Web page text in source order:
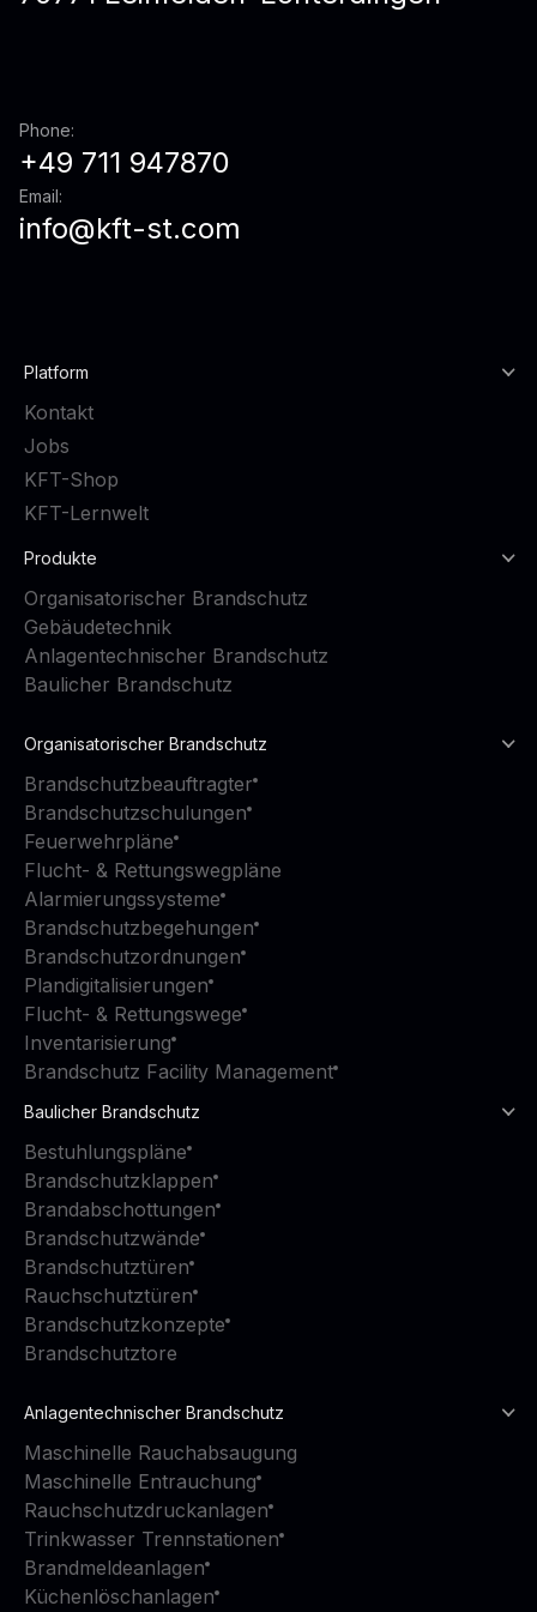
Phone:
+49 711 947870
Email:
info@kft-st.com
Platform
Kontakt
Jobs
KFT-Shop
KFT-Lernwelt
Produkte
Organisatorischer Brandschutz
Gebäudetechnik
Anlagentechnischer Brandschutz
Baulicher Brandschutz
Organisatorischer Brandschutz
Brandschutzbeauftragter
Brandschutzschulungen
Feuerwehrpläne
Flucht- & Rettungswegpläne
Alarmierungssysteme
Brandschutzbegehungen
Brandschutzordnungen
Plandigitalisierungen
Flucht- & Rettungswege
Inventarisierung
Brandschutz Facility Management
Baulicher Brandschutz
Bestuhlungspläne
Brandschutzklappen
Brandabschottungen
Brandschutzwände
Brandschutztüren
Rauchschutztüren
Brandschutzkonzepte
Brandschutztore
Anlagentechnischer Brandschutz
Maschinelle Rauchabsaugung
Maschinelle Entrauchung
Rauchschutzdruckanlagen
Trinkwasser Trennstationen
Brandmeldeanlagen
Küchenlöschanlagen